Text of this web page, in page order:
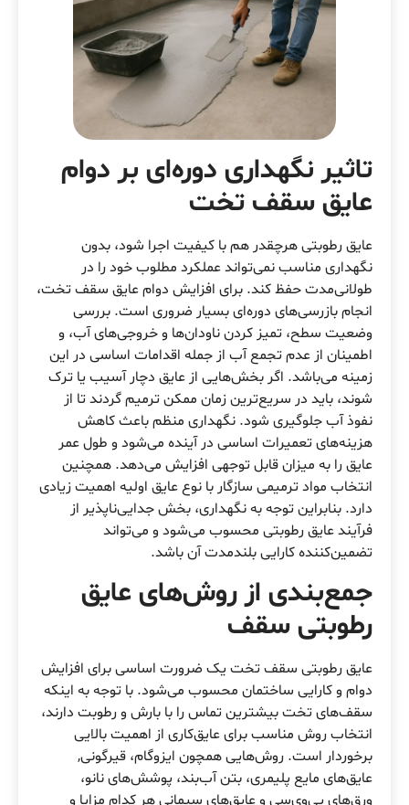
تاثیر نگهداری دوره‌ای بر دوام
عایق سقف تخت
عایق‌ رطوبتی هرچقدر هم با کیفیت اجرا شود، بدون
نگهداری مناسب نمی‌تواند عملکرد مطلوب خود را در
طولانی‌مدت حفظ کند. برای افزایش دوام عایق سقف تخت،
انجام بازرسی‌های دوره‌ای بسیار ضروری است. بررسی
وضعیت سطح، تمیز کردن ناودان‌ها و خروجی‌های آب، و
اطمینان از عدم تجمع آب از جمله اقدامات اساسی در این
زمینه می‌باشد. اگر بخش‌هایی از عایق دچار آسیب یا ترک
شوند، باید در سریع‌ترین زمان ممکن ترمیم گردند تا از
نفوذ آب جلوگیری شود. نگهداری منظم باعث کاهش
هزینه‌های تعمیرات اساسی در آینده می‌شود و طول عمر
عایق را به میزان قابل توجهی افزایش می‌دهد. همچنین
انتخاب مواد ترمیمی سازگار با نوع عایق اولیه اهمیت زیادی
دارد. بنابراین توجه به نگهداری، بخش جدایی‌ناپذیر از
فرآیند عایق‌ رطوبتی محسوب می‌شود و می‌تواند
تضمین‌کننده کارایی بلندمدت آن باشد.
جمع‌بندی از روش‌های عایق‌
رطوبتی سقف
عایق‌ رطوبتی سقف تخت یک ضرورت اساسی برای افزایش
دوام و کارایی ساختمان محسوب می‌شود. با توجه به اینکه
سقف‌های تخت بیشترین تماس را با بارش و رطوبت دارند،
انتخاب روش مناسب برای عایق‌کاری از اهمیت بالایی
برخوردار است. روش‌هایی همچون ایزوگام، قیرگونی,
عایق‌های مایع پلیمری، بتن آب‌بند، پوشش‌های نانو،
ورق‌های پی‌وی‌سی و عایق‌های سیمانی هر کدام مزایا و